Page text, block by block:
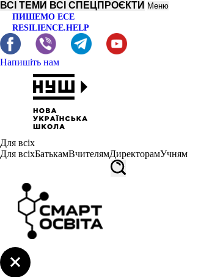
ВСІ ТЕМИ ВСІ СПЕЦПРОЄКТИ Меню
ПИШЕМО ЕСЕ
RESILIENCE.HELP
Напишіть нам
Для всіх
Для всіхБатькамВчителямДиректорамУчням